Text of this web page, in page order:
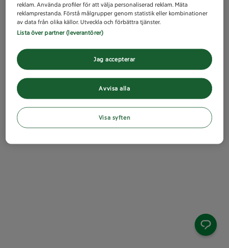
reklam. Använda profiler för att välja personaliserad reklam. Mäta
reklamprestanda. Förstå målgrupper genom statistik eller kombinationer
av data från olika källor. Utveckla och förbättra tjänster.
Lista över partner (leverantörer)
Avvisa alla
Jag accepterar
Visa syften